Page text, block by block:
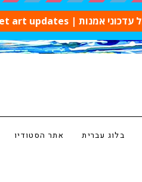
אתר הסטודיו בלוג עברית